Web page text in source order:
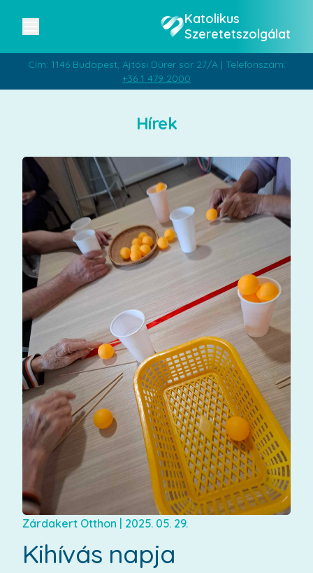
Katolikus
Szeretetszolgálat
Cím: 1146 Budapest, Ajtósi Dürer sor 27/A | Telefonszám:
+36 1 479 2000
Hírek
Zárdakert Otthon 2025. 05. 29.
Kihívás napja